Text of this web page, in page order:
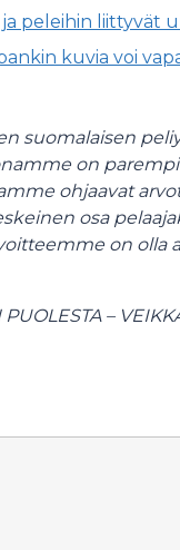
peleihin liittyvät
kuvia voi
suomalaisen
on
ohjaavat
osa
on olla
–